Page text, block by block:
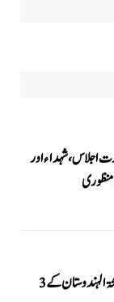
اجلاس، شہداء اور
آپریشن رد الفتنہ 3: بلوچستان میں فتنۃ الہندوستان کے 3